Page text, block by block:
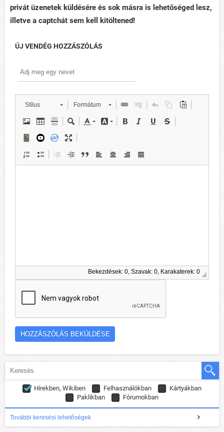
privát üzenetek küldésére és sok másra is lehetőséged lesz,
illetve a captchát sem kell kitöltened!
ÚJ VENDÉG HOZZÁSZÓLÁS
Stílus Formátum
Bekezdések: 0, Szavak: 0, Karakaterek: 0
Hírekben, Wikiben Felhasználókban
Kártyákban
Paklikban
Fórumokban
További keresési lehetőségek